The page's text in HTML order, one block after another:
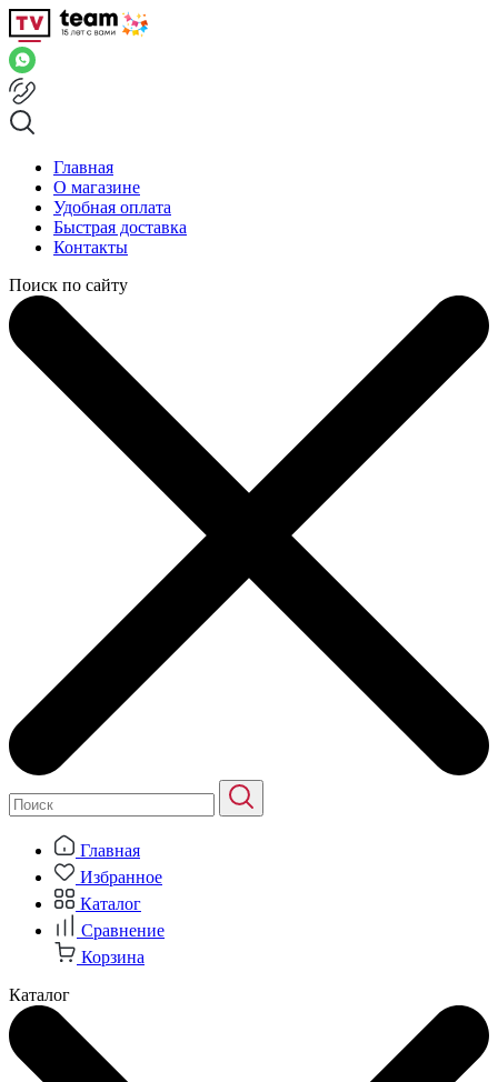
Главная
О магазине
Удобная оплата
Быстрая доставка
Контакты
Поиск по сайту
Главная
Избранное
Каталог
Сравнение
Корзина
Каталог